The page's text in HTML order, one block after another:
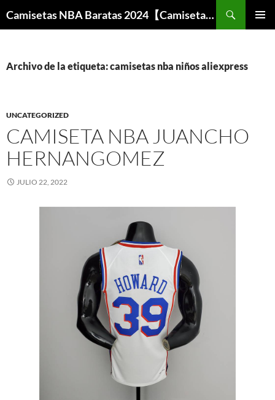
Camisetas NBA Baratas 2024【Camisetas Especiales Baloncesto】
Archivo de la etiqueta: camisetas nba niños aliexpress
UNCATEGORIZED
CAMISETA NBA JUANCHO
HERNANGOMEZ
JULIO 22, 2022